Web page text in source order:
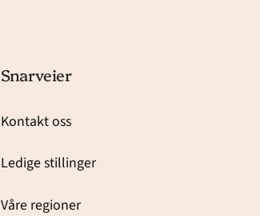
Snarveier
Kontakt oss
Ledige stillinger
Våre regioner